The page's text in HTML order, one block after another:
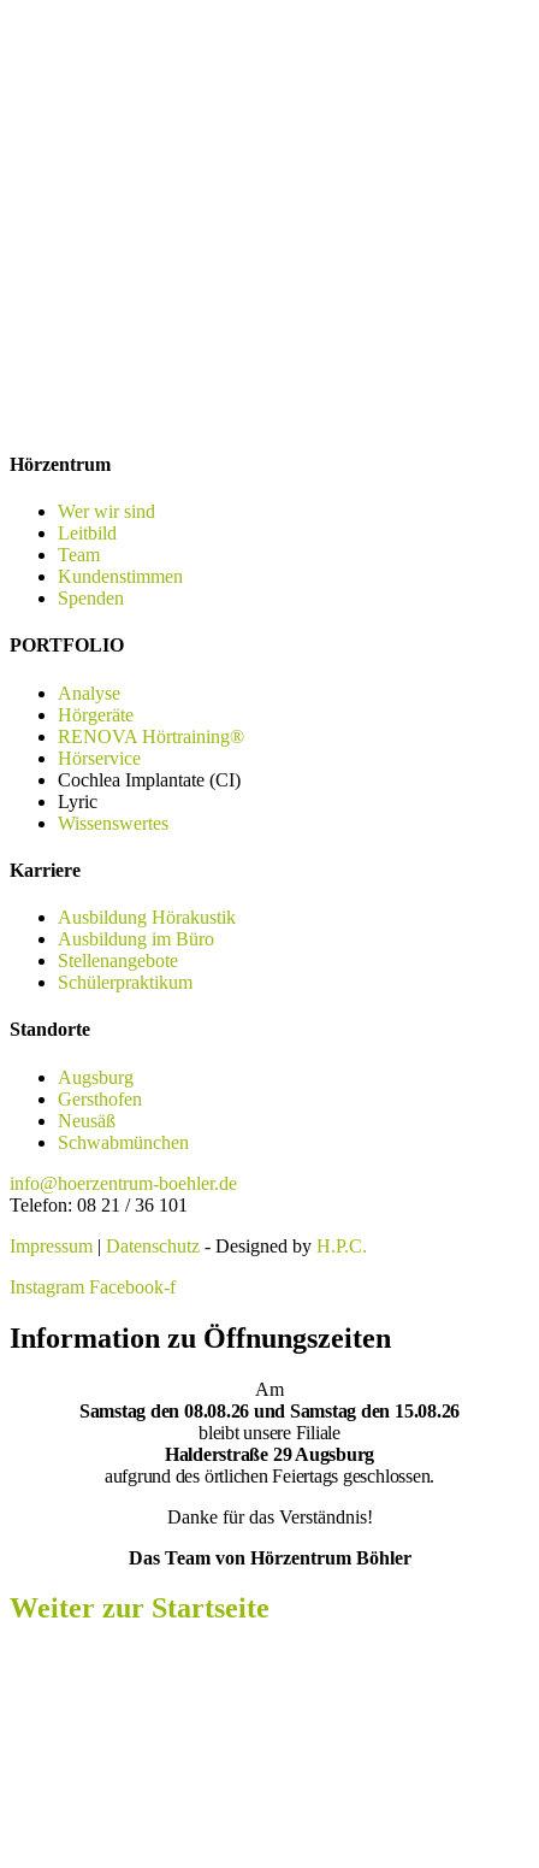
Hörzentrum
Wer wir sind
Leitbild
Team
Kundenstimmen
Spenden
PORTFOLIO
Analyse
Hörgeräte
RENOVA Hörtraining®
Hörservice
Cochlea Implantate (CI)
Lyric
Wissenswertes
Karriere
Ausbildung Hörakustik
Ausbildung im Büro
Stellenangebote
Schülerpraktikum
Standorte
Augsburg
Gersthofen
Neusäß
Schwabmünchen
info@hoerzentrum-boehler.de
Telefon: 08 21 / 36 101
Impressum | Datenschutz - Designed by H.P.C.
Instagram Facebook-f
Information zu Öffnungszeiten
Am
Samstag den 08.08.26 und Samstag den 15.08.26
bleibt unsere Filiale
Halderstraße 29 Augsburg
aufgrund des örtlichen Feiertags geschlossen.
Danke für das Verständnis!
Das Team von Hörzentrum Böhler
Weiter zur Startseite